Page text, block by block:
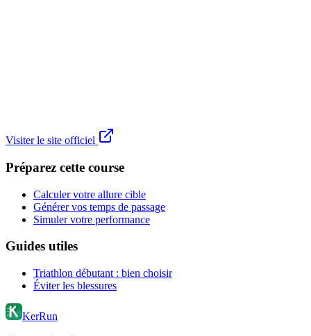
Visiter le site officiel
Préparez cette course
Calculer votre allure cible
Générer vos temps de passage
Simuler votre performance
Guides utiles
Triathlon débutant : bien choisir
Éviter les blessures
KerRun